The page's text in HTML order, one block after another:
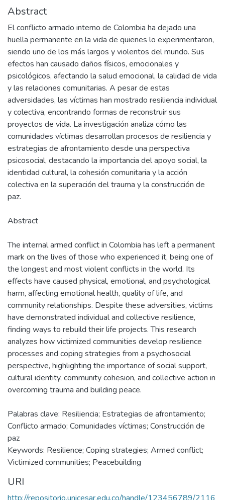
Abstract
El conflicto armado interno de Colombia ha dejado una
huella permanente en la vida de quienes lo experimentaron,
siendo uno de los más largos y violentos del mundo. Sus
efectos han causado daños físicos, emocionales y
psicológicos, afectando la salud emocional, la calidad de vida
y las relaciones comunitarias. A pesar de estas
adversidades, las víctimas han mostrado resiliencia individual
y colectiva, encontrando formas de reconstruir sus
proyectos de vida. La investigación analiza cómo las
comunidades víctimas desarrollan procesos de resiliencia y
estrategias de afrontamiento desde una perspectiva
psicosocial, destacando la importancia del apoyo social, la
identidad cultural, la cohesión comunitaria y la acción
colectiva en la superación del trauma y la construcción de
paz.
Abstract
The internal armed conflict in Colombia has left a permanent
mark on the lives of those who experienced it, being one of
the longest and most violent conflicts in the world. Its
effects have caused physical, emotional, and psychological
harm, affecting emotional health, quality of life, and
community relationships. Despite these adversities, victims
have demonstrated individual and collective resilience,
finding ways to rebuild their life projects. This research
analyzes how victimized communities develop resilience
processes and coping strategies from a psychosocial
perspective, highlighting the importance of social support,
cultural identity, community cohesion, and collective action in
overcoming trauma and building peace.
Palabras clave: Resiliencia; Estrategias de afrontamiento;
Conflicto armado; Comunidades víctimas; Construcción de
paz
Keywords: Resilience; Coping strategies; Armed conflict;
Victimized communities; Peacebuilding
URI